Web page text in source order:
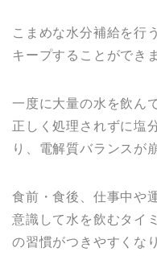
こまめな水分補給を行
キープすることができ
一度に大量の水を飲ん
正しく処理されずに塩
り、電解質バランスが
食前・食後、仕事中や
意識して水を飲むタイ
の習慣がつきやすくな